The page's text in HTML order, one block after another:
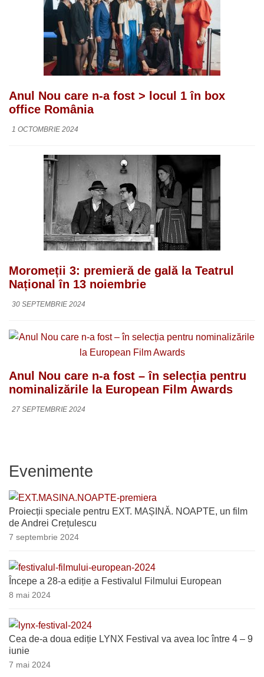
Anul Nou care n-a fost > locul 1 în box
office România
1 OCTOMBRIE 2024
Moromeții 3: premieră de gală la Teatrul
Național în 13 noiembrie
30 SEPTEMBRIE 2024
Anul Nou care n-a fost – în selecția pentru
nominalizările la European Film Awards
27 SEPTEMBRIE 2024
Evenimente
Proiecții speciale pentru EXT. MAȘINĂ. NOAPTE, un film
de Andrei Crețulescu
7 septembrie 2024
Începe a 28-a ediție a Festivalul Filmului European
8 mai 2024
Cea de-a doua ediție LYNX Festival va avea loc între 4 – 9
iunie
7 mai 2024